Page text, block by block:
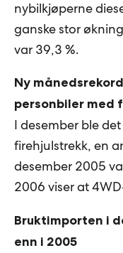
nybilkjøperne
ganske stor
var 39,3 %.
Ny
personbiler med
I desember ble
firehjulstrekk, en
desember 2005
2006 viser at
Bruktimporten i
enn i 2005